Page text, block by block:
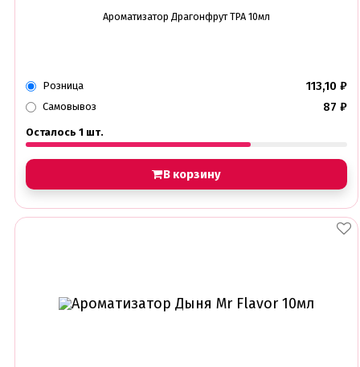
Ароматизатор Драгонфрут TPA 10мл
Розница 113,10 ₽
Самовывоз 87 ₽
Осталось 1 шт.
В корзину